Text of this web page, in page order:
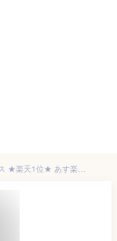
【結婚式 電報 ギフト】エターナルナチュラルリース ★楽天1位★ あす楽OK 結婚式 おしゃれ 発表会 邪魔にならない 誕生日 お祝い 祝電 電報 プレゼント ドライフラワー 花 インテリア 営業日13時まで注文で即日発送